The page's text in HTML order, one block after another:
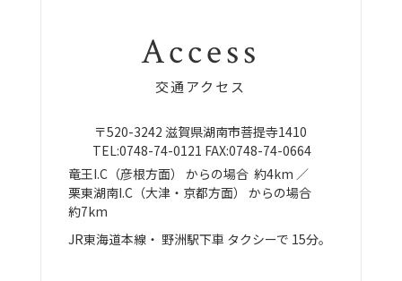
Access
交通アクセス
〒520-3242 滋賀県湖南市菩提寺1410
TEL:0748-74-0121 FAX:0748-74-0664
竜王I.C（彦根方面） からの場合 約4km ／
栗東湖南I.C（大津・京都方面）
からの場合
約7km
JR東海道本線・ 野洲駅下車 タクシーで 15分。